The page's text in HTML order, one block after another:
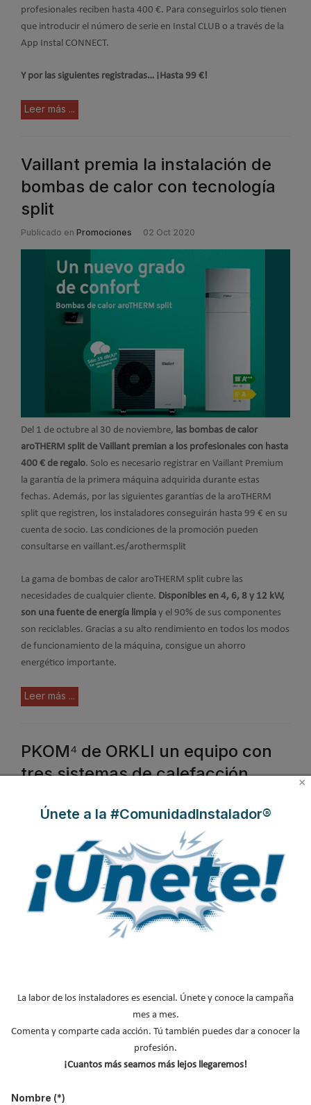
profesionales reciben hasta 400 €. Para conseguirlos solo tienen
que introducir el número de serie en Instal CLUB o a través de la
App Instal CONNECT.
Y por las siguientes registradas… ¡Hasta 99 €!
Leer más ...
Vaillant premia la instalación de
bombas de calor con tecnología
split
Publicado en Promociones 02 Oct 2020
Del 1 de octubre al 30 de noviembre, las bombas de calor
aroTHERM split de Vaillant premian a los profesionales con hasta
400 € de regalo. Solo es necesario registrar en Vaillant Premium
la garantía de la primera máquina adquirida durante estas
fechas. Además, por las siguientes garantías de la aroTHERM
split que registren, los instaladores conseguirán hasta 99 € en su
cuenta de socio. Las condiciones de la promoción pueden
consultarse en vaillant.es/arothermsplit
La gama de bombas de calor aroTHERM split cubre las
necesidades de cualquier cliente. Disponibles en 4, 6, 8 y 12 kW,
son una fuente de energía limpia y el 90% de sus componentes
son reciclables. Gracias a su alto rendimiento en todos los modos
de funcionamiento de la máquina, consigue un ahorro
energético importante.
Leer más ...
PKOM⁴ de ORKLI un equipo con
tres sistemas de calefacción
Publicado en Calefacción 08 Sep 2020
Orklipresenta elPKOM⁴, uno de los equipos más completos del
mercado. Capaz de aunar un sistema de
recuperación de calor, uno decalefacción, otro de
y, por último, uno deproducción de ACS
único equipo y en tan sólo 0,75m², con certificado delPassive
×
Únete a la #ComunidadInstalador®
La labor de los instaladores es esencial. Únete y conoce la campaña
mes a mes.
Comenta y comparte cada acción. Tú también puedes dar a conocer la
profesión.
¡Cuantos más seamos más lejos llegaremos!
Nombre (*)